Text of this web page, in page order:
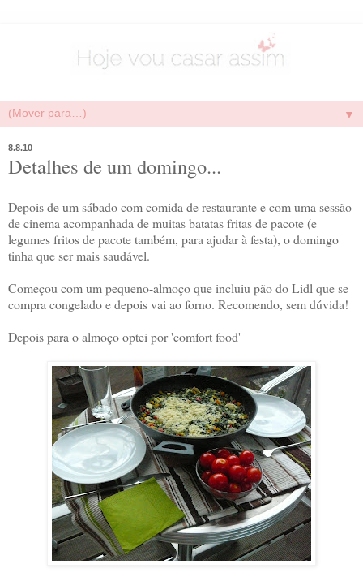
▼
8.8.10
Detalhes de um domingo...
Depois de um sábado com comida de restaurante e com uma sessão
de cinema acompanhada de muitas batatas fritas de pacote (e
legumes fritos de pacote também, para ajudar à festa), o domingo
tinha que ser mais saudável.
Começou com um pequeno-almoço que incluiu pão do Lidl que se
compra congelado e depois vai ao forno. Recomendo, sem dúvida!
Depois para o almoço optei por 'comfort food'